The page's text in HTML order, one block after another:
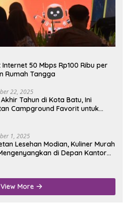
50 Mbps Rp100 Ribu per
Rumah Tangga
22, 2025
Tahun di Kota Batu, Ini
Campground Favorit untuk
1, 2025
Lesehan Modian, Kuliner Murah
di Depan Kantor
View More